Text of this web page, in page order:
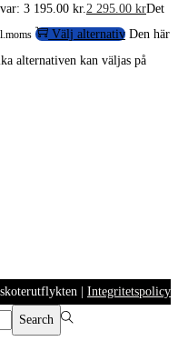
3 195.00 kr. 2 295.00 krDet
Välj alternativ Den här
alternativen kan väljas på
| Integritetspolicy
Search